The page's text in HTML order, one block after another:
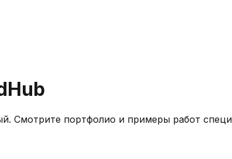
Смотрите портфолио и примеры работ